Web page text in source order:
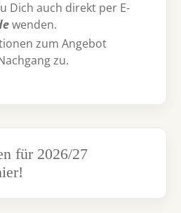
Dich auch direkt per E-
wenden.
zum Angebot
zu.
für 2026/27